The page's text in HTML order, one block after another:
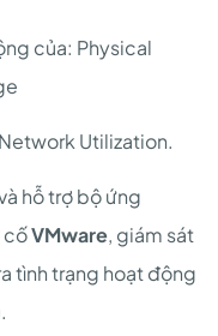
của: Physical
Utilization.
hỗ trợ bộ ứng
cốVMware, giám sát
tình trạng hoạt động